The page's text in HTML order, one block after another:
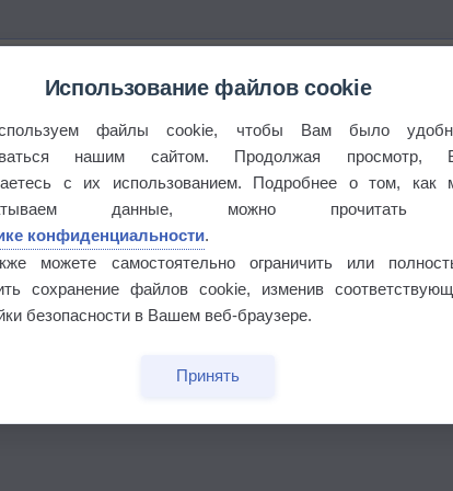
Использование файлов cookie
файлы cookie, чтобы Вам было
нашим сайтом. Продолжая просмотр,
с их использованием. Подробнее о том, как
данные, можно прочитать
конфиденциальности.
можете самостоятельно ограничить или
сохранение файлов cookie, изменив
безопасности в Вашем веб-браузере.
Принять